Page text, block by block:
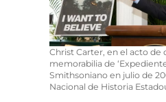
Christ Carter, en el acto de
memorabilia de
Smithsoniano en julio de
Nacional de Historia